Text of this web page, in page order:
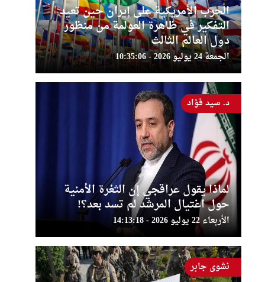
الحرب الأمريكية على إيران حين تعيد
التفكير في ظاهرة العولمة من منظور
دول العالم الثالث
الجمعة 24 يوليو 2026 - 10:35:06
لماذا يقول عراقجي إن الثغرة الأمنية
حول اغتيال المرشد لم تسد بعد؟!
الأربعاء 22 يوليو 2026 - 14:13:18
د. سيد فؤاد
نشوى جابر